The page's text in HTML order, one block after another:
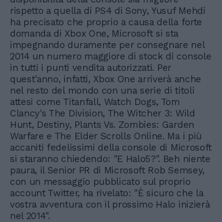
rispetto a quella di PS4 di Sony, Yusuf Mehdi
ha precisato che proprio a causa della forte
domanda di Xbox One, Microsoft si sta
impegnando duramente per consegnare nel
2014 un numero maggiore di stock di console
in tutti i punti vendita autorizzati. Per
quest'anno, infatti, Xbox One arriverà anche
nel resto del mondo con una serie di titoli
attesi come Titanfall, Watch Dogs, Tom
Clancy's The Division, The Witcher 3: Wild
Hunt, Destiny, Plants Vs. Zombies: Garden
Warfare e The Elder Scrolls Online. Ma i più
accaniti fedelissimi della console di Microsoft
si staranno chiedendo: "E Halo5?". Beh niente
paura, il Senior PR di Microsoft Rob Semsey,
con un messaggio pubblicato sul proprio
account Twitter, ha rivelato: "È sicuro che la
vostra avventura con il prossimo Halo inizierà
nel 2014".